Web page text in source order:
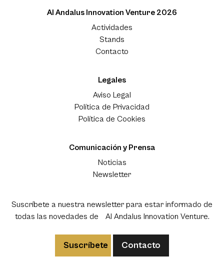
Al Andalus Innovation Venture 2026
Actividades
Stands
Contacto
Legales
Aviso Legal
Política de Privacidad
Política de Cookies
Comunicación y Prensa
Noticias
Newsletter
Suscríbete a nuestra newsletter para estar informado de
todas las novedades de Al Andalus Innovation Venture.
Suscríbete Contacto